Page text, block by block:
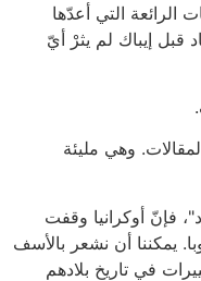
الرائعة التي أعدّها
قبل إيباك لم يثرْ أيّ
وهي مليئة
فإنّ أوكرانيا وقفت
يمكننا أن نشعر بالأسف
في تاريخ بلادهم